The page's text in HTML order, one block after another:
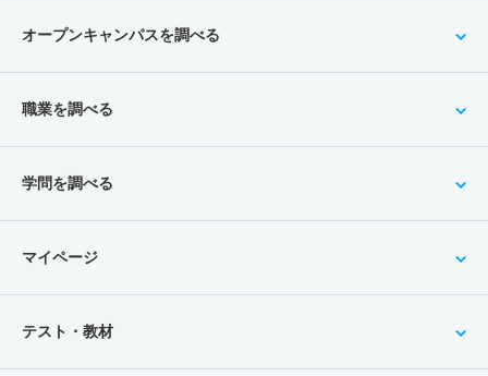
オープンキャンパスを調べる
職業を調べる
学問を調べる
マイページ
テスト・教材